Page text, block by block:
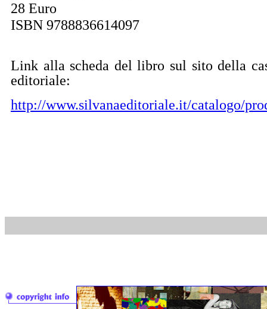
28 Euro
ISBN 9788836614097
Link alla scheda del libro sul sito della
editoriale:
http://www.silvanaeditoriale.it/catalogo/